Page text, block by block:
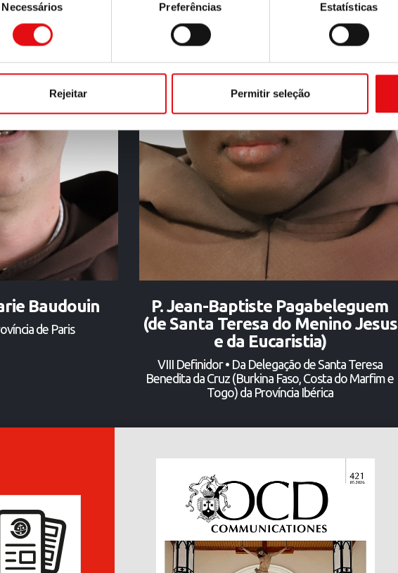
Necessários Preferências Estatísticas
Rejeitar Permitir seleção
Baudouin
de Paris
P. Jean-Baptiste Pagabeleguem
(de Santa Teresa do Menino Jesus
e da Eucaristia)
VIII Definidor • Da Delegação de Santa Teresa
Benedita da Cruz (Burkina Faso, Costa do Marfim e
Togo) da Província Ibérica